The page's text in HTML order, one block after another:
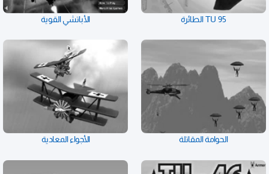
TU 95 الطائرة الأباتشي القوية
الحوامة المقاتلة الأجواء المعادية